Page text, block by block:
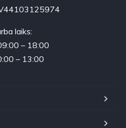
laiks:
– 18:00
– 13:00